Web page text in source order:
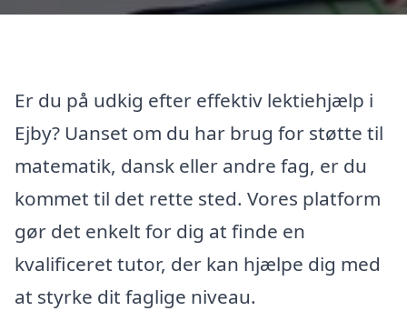
Er du på udkig efter effektiv lektiehjælp i
Ejby? Uanset om du har brug for støtte til
matematik, dansk eller andre fag, er du
kommet til det rette sted. Vores platform
gør det enkelt for dig at finde en
kvalificeret tutor, der kan hjælpe dig med
at styrke dit faglige niveau.